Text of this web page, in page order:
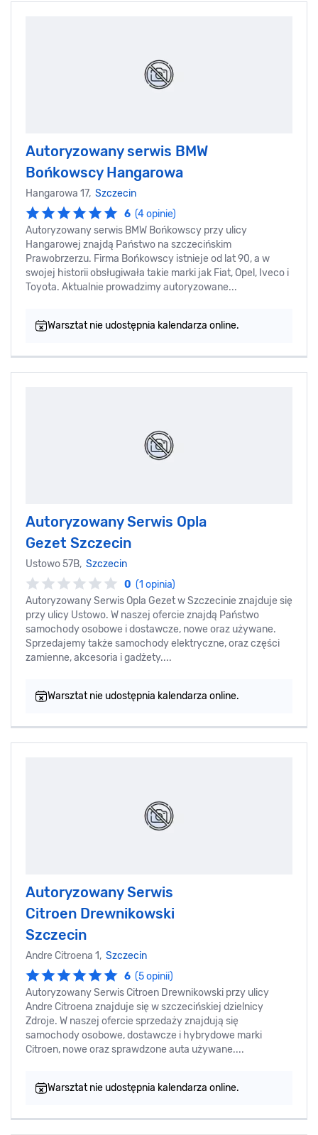
Autoryzowany serwis BMW
Bońkowscy Hangarowa
Hangarowa 17, Szczecin
6 (4 opinie)
Autoryzowany serwis BMW Bońkowscy przy ulicy
Hangarowej znajdą Państwo na szczecińskim
Prawobrzerzu. Firma Bońkowscy istnieje od lat 90, a w
swojej historii obsługiwała takie marki jak Fiat, Opel, Iveco i
Toyota. Aktualnie prowadzimy autoryzowane...
Warsztat nie udostępnia kalendarza online.
Autoryzowany Serwis Opla
Gezet Szczecin
Ustowo 57B, Szczecin
0 (1 opinia)
Autoryzowany Serwis Opla Gezet w Szczecinie znajduje się
przy ulicy Ustowo. W naszej ofercie znajdą Państwo
samochody osobowe i dostawcze, nowe oraz używane.
Sprzedajemy także samochody elektryczne, oraz części
zamienne, akcesoria i gadżety....
Warsztat nie udostępnia kalendarza online.
Autoryzowany Serwis
Citroen Drewnikowski
Szczecin
Andre Citroena 1, Szczecin
6 (5 opinii)
Autoryzowany Serwis Citroen Drewnikowski przy ulicy
Andre Citroena znajduje się w szczecińskiej dzielnicy
Zdroje. W naszej ofercie sprzedaży znajdują się
samochody osobowe, dostawcze i hybrydowe marki
Citroen, nowe oraz sprawdzone auta używane....
Warsztat nie udostępnia kalendarza online.